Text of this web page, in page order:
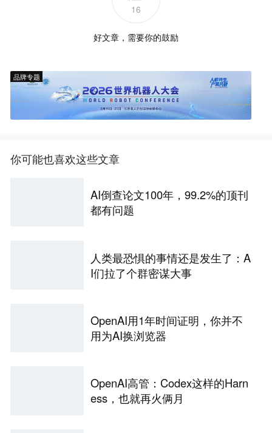
16
好文章，需要你的鼓励
品牌专题
你可能也喜欢这些文章
AI倒查论文100年，99.2%的顶刊
都有问题
人类最恐惧的事情还是发生了：A
I们拉了个群密谋大事
OpenAI用1年时间证明，你并不
用为AI换浏览器
OpenAI高管：Codex这样的Harn
ess，也就再火俩月